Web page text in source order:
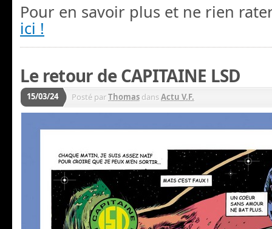
Pour en savoir plus et ne rien
ici !
Le retour de CAPITAINE LSD
15/03/24 Posté parThomas dansActu V.F.